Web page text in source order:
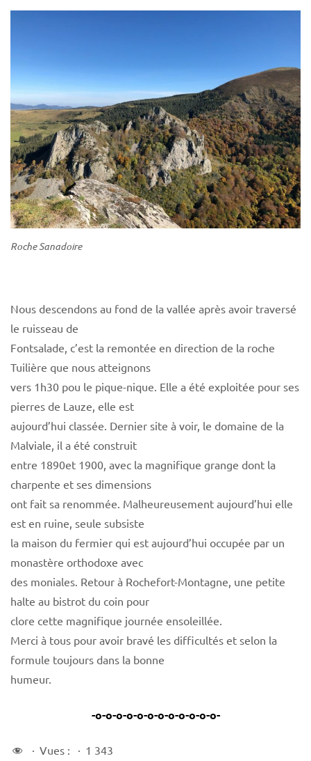
Roche Sanadoire
Nous descendons au fond de la vallée après avoir traversé
le ruisseau de
Fontsalade, c’est la remontée en direction de la roche
Tuilière que nous atteignons
vers 1h30 pou le pique-nique. Elle a été exploitée pour ses
pierres de Lauze, elle est
aujourd’hui classée. Dernier site à voir, le domaine de la
Malviale, il a été construit
entre 1890et 1900, avec la magnifique grange dont la
charpente et ses dimensions
ont fait sa renommée. Malheureusement aujourd’hui elle
est en ruine, seule subsiste
la maison du fermier qui est aujourd’hui occupée par un
monastère orthodoxe avec
des moniales. Retour à Rochefort-Montagne, une petite
halte au bistrot du coin pour
clore cette magnifique journée ensoleillée.
Merci à tous pour avoir bravé les difficultés et selon la
formule toujours dans la bonne
humeur.
-o-o-o-o-o-o-o-o-o-o-o-o-
Vues : 1 343